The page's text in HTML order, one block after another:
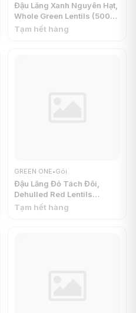
Đậu Lăng Xanh Nguyên Hạt,
Whole Green Lentils (500g)
- GREEN ONE
Tạm hết hàng
GREEN ONE•Gói
Đậu Lăng Đỏ Tách Đôi,
Dehulled Red Lentils
(500g) - GREEN ONE
Tạm hết hàng